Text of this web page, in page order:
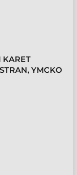
KARET
YMCKO